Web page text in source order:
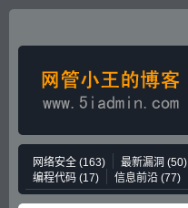
网络安全 (163) 最新漏洞 (50)
编程代码 (17) 信息前沿 (77)